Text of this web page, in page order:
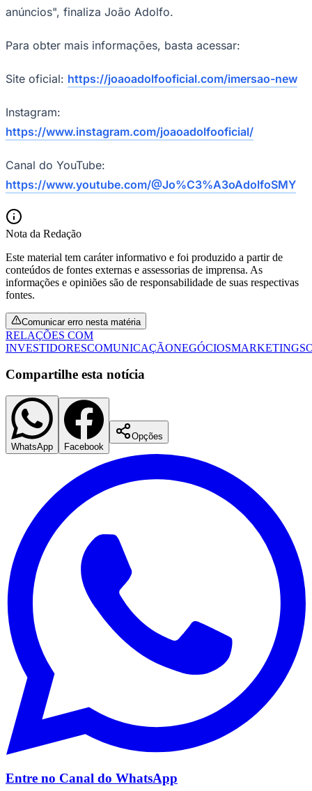
Fluminense
Vasco
anúncios", finaliza João Adolfo.
Para obter mais informações, basta acessar:
Site oficial: https://joaoadolfooficial.com/imersao-new
Instagram:
https://www.instagram.com/joaoadolfooficial/
Canal do YouTube:
https://www.youtube.com/@Jo%C3%A3oAdolfoSMY
Nota da Redação
Este material tem caráter informativo e foi produzido a partir de
conteúdos de fontes externas e assessorias de imprensa. As
informações e opiniões são de responsabilidade de suas respectivas
fontes.
Comunicar erro nesta matéria
RELAÇÕES COM
INVESTIDORESCOMUNICAÇÃONEGÓCIOSMARKETING
Compartilhe esta notícia
WhatsApp Facebook
Opções
Entre no Canal do WhatsApp